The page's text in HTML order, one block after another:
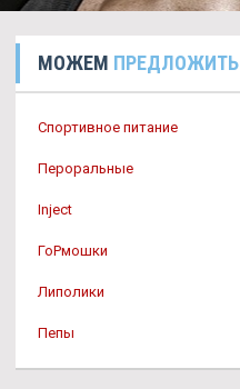
МОЖЕМ ПРЕДЛОЖИТЬ
Спортивное питание
Пероральные
Inject
ГоРмошки
Липолики
Пепы